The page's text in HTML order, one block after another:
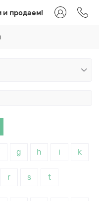
и продаем!
g h i k
r s t